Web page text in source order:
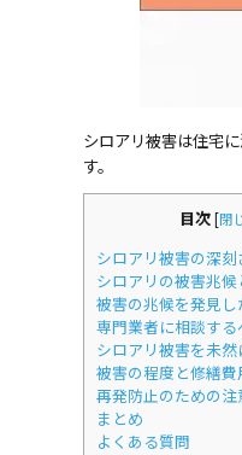
シロアリ被害は住宅
す。
目次 [閉
シロアリ被害の深刻
シロアリの被害兆候
被害の兆候を発見
専門業者に相談する
シロアリ被害を未
被害の程度と修繕費
再発防止のための注
まとめ
よくある質問